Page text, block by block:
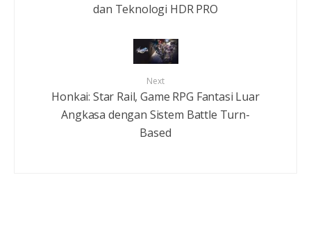
dan Teknologi HDR PRO
Next
Honkai: Star Rail, Game RPG Fantasi Luar
Angkasa dengan Sistem Battle Turn-
Based